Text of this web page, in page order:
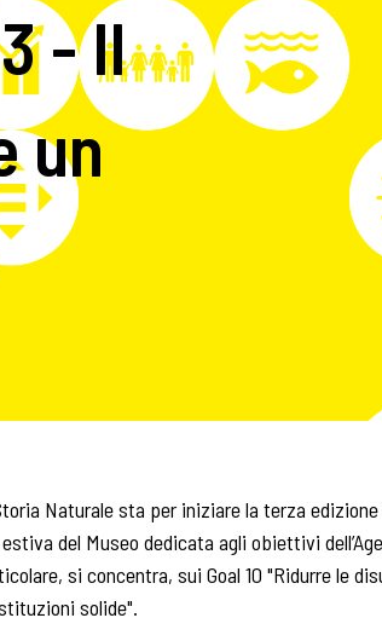
- Il
un
Naturale sta per iniziare la terza
del Museo dedicata agli obiettivi
si concentra, sui Goal 10 "Ridurre le
solide".